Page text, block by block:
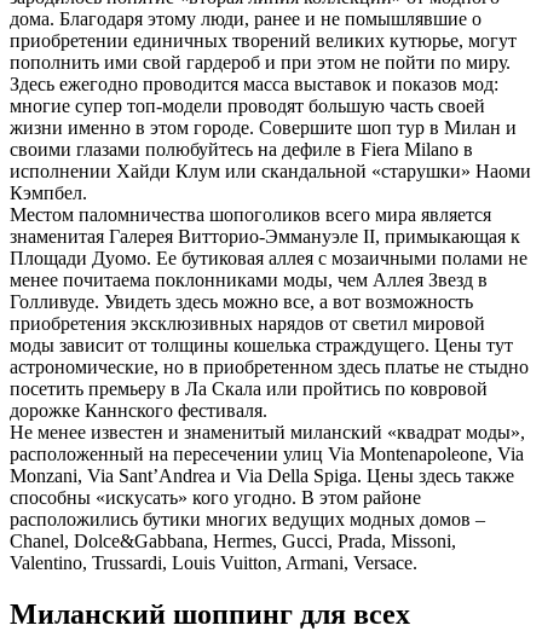
дома. Благодаря этому люди, ранее и не помышлявшие о
приобретении единичных творений великих кутюрье, могут
пополнить ими свой гардероб и при этом не пойти по миру.
Здесь ежегодно проводится масса выставок и показов мод:
многие супер топ-модели проводят большую часть своей
жизни именно в этом городе. Совершите шоп тур в Милан и
своими глазами полюбуйтесь на дефиле в Fiera Milano в
исполнении Хайди Клум или скандальной «старушки» Наоми
Кэмпбел.
Местом паломничества шопоголиков всего мира является
знаменитая Галерея Витторио-Эммануэле II, примыкающая к
Площади Дуомо. Ее бутиковая аллея с мозаичными полами не
менее почитаема поклонниками моды, чем Аллея Звезд в
Голливуде. Увидеть здесь можно все, а вот возможность
приобретения эксклюзивных нарядов от светил мировой
моды зависит от толщины кошелька страждущего. Цены тут
астрономические, но в приобретенном здесь платье не стыдно
посетить премьеру в Ла Скала или пройтись по ковровой
дорожке Каннского фестиваля.
Не менее известен и знаменитый миланский «квадрат моды»,
расположенный на пересечении улиц Via Montenapoleone, Via
Monzani, Via Sant’Andrea и Via Della Spiga. Цены здесь также
способны «искусать» кого угодно. В этом районе
расположились бутики многих ведущих модных домов –
Chanel, Dolce&Gabbana, Hermes, Gucci, Prada, Missoni,
Valentino, Trussardi, Louis Vuitton, Armani, Versace.
Миланский шоппинг для всех